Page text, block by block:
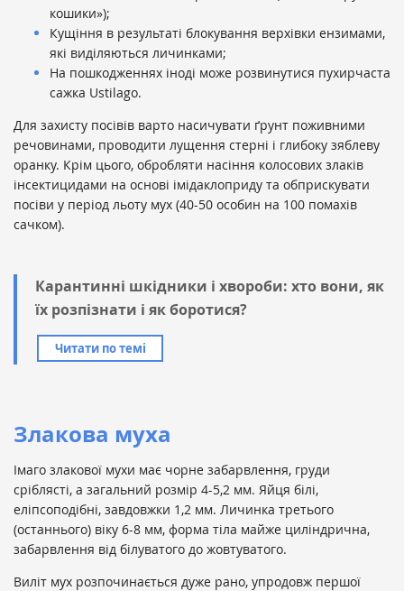
кошики»);
Кущіння в результаті блокування верхівки ензимами,
які виділяються личинками;
На пошкодженнях іноді може розвинутися пухирчаста
сажка Ustilago.
Для захисту посівів варто насичувати ґрунт поживними
речовинами, проводити лущення стерні і глибоку зяблеву
оранку. Крім цього, обробляти насіння колосових злаків
інсектицидами на основі імідаклоприду та обприскувати
посіви у період льоту мух (40-50 особин на 100 помахів
сачком).
Карантинні шкідники і хвороби: хто вони, як
їх розпізнати і як боротися?
Читати по темі
Злакова муха
Імаго злакової мухи має чорне забарвлення, груди
сріблясті, а загальний розмір 4-5,2 мм. Яйця білі,
еліпсоподібні, завдовжки 1,2 мм. Личинка третього
(останнього) віку 6-8 мм, форма тіла майже циліндрична,
забарвлення від білуватого до жовтуватого.
Виліт мух розпочинається дуже рано, упродовж першої